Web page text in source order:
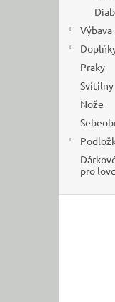
Praky
Svítilny
Nože
pro